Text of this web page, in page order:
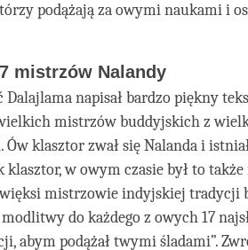
podążają za owymi naukami i
mistrzów Nalandy
Dalajlama napisał bardzo piękny
mistrzów buddyjskich z
klasztor zwał się Nalanda i
w owym czasie był to
mistrzowie indyjskiej tradycji
do każdego z owych 17
abym podążał twymi śladami”.